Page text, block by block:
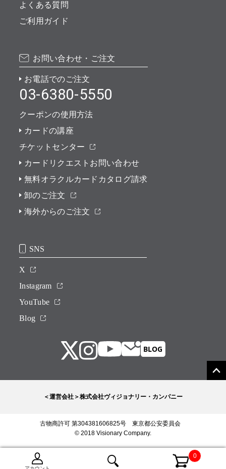
よくある質問
ご利用ガイド
お問い合わせ・ご注文
お電話でのご注文
03-6380-5550
クーポンの使用方法
カードの講座
チケットセンター
カードリクエストお問い合わせ
無料オラクルカードカタログ請求
卸のご注文
海外からのご注文
SNS
X
Instagram
YouTube
Blog
＜運営会社＞株式会社ヴィジョナリー・カンパニー
古物商許可 第304381606825号 東京都公安委員会
© 2018 Visionary Company.
0